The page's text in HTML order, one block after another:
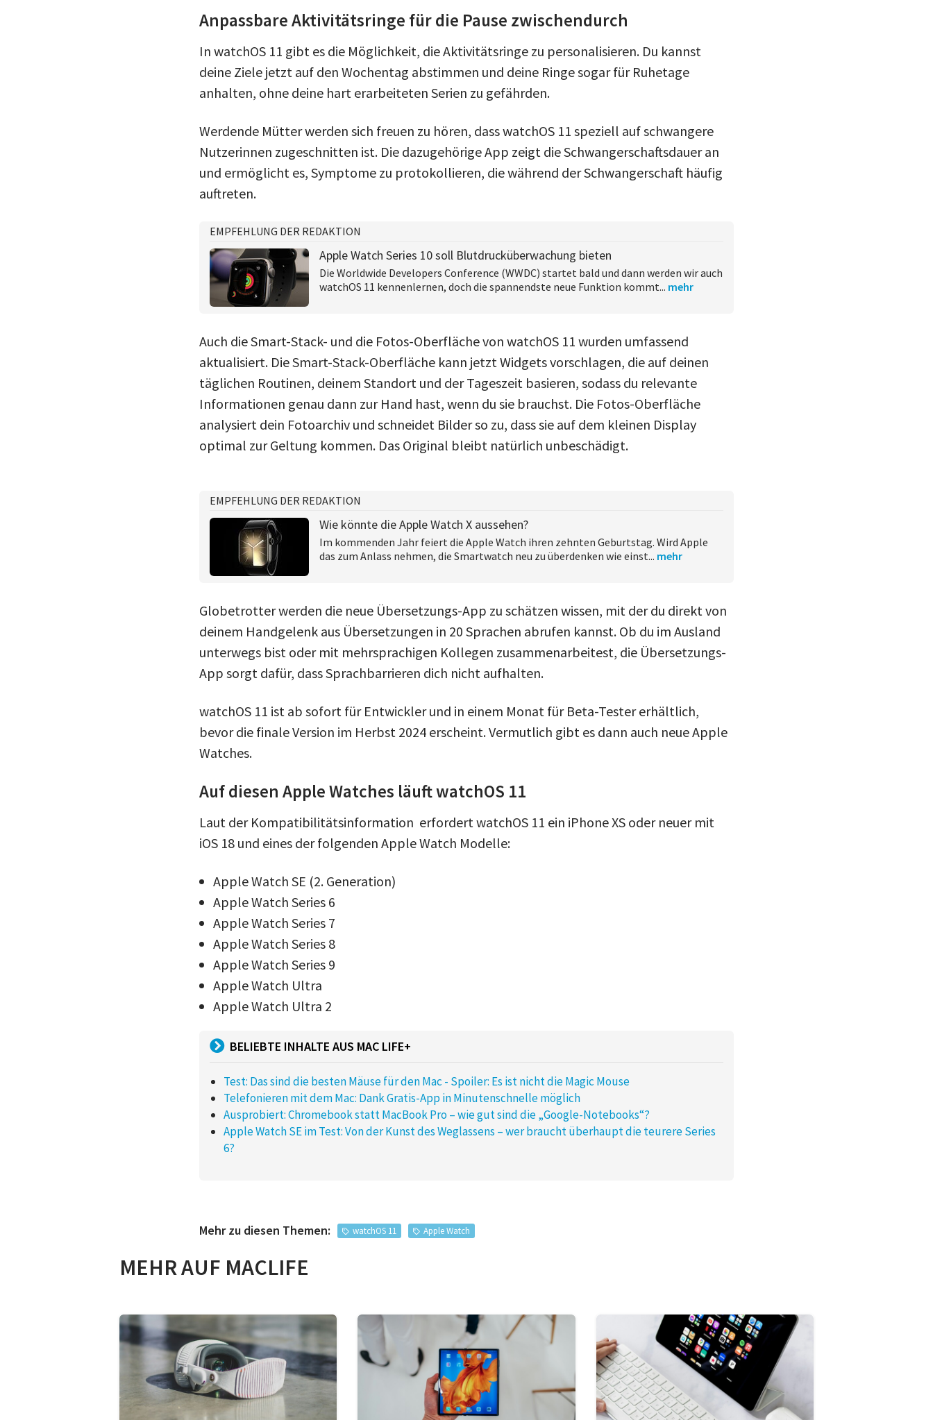
Anpassbare Aktivitätsringe für die Pause zwischendurch
In watchOS 11 gibt es die Möglichkeit, die Aktivitätsringe zu personalisieren. Du kannst
deine Ziele jetzt auf den Wochentag abstimmen und deine Ringe sogar für Ruhetage
anhalten, ohne deine hart erarbeiteten Serien zu gefährden.
Werdende Mütter werden sich freuen zu hören, dass watchOS 11 speziell auf schwangere
Nutzerinnen zugeschnitten ist. Die dazugehörige App zeigt die Schwangerschaftsdauer an
und ermöglicht es, Symptome zu protokollieren, die während der Schwangerschaft häufig
auftreten.
EMPFEHLUNG DER REDAKTION
Apple Watch Series 10 soll Blutdrucküberwachung bieten
Die Worldwide Developers Conference (WWDC) startet bald und dann werden wir auch
watchOS 11 kennenlernen, doch die spannendste neue Funktion kommt... mehr
Auch die Smart-Stack- und die Fotos-Oberfläche von watchOS 11 wurden umfassend
aktualisiert. Die Smart-Stack-Oberfläche kann jetzt Widgets vorschlagen, die auf deinen
täglichen Routinen, deinem Standort und der Tageszeit basieren, sodass du relevante
Informationen genau dann zur Hand hast, wenn du sie brauchst. Die Fotos-Oberfläche
analysiert dein Fotoarchiv und schneidet Bilder so zu, dass sie auf dem kleinen Display
optimal zur Geltung kommen. Das Original bleibt natürlich unbeschädigt.
EMPFEHLUNG DER REDAKTION
Wie könnte die Apple Watch X aussehen?
Im kommenden Jahr feiert die Apple Watch ihren zehnten Geburtstag. Wird Apple
das zum Anlass nehmen, die Smartwatch neu zu überdenken wie einst... mehr
Globetrotter werden die neue Übersetzungs-App zu schätzen wissen, mit der du direkt von
deinem Handgelenk aus Übersetzungen in 20 Sprachen abrufen kannst. Ob du im Ausland
unterwegs bist oder mit mehrsprachigen Kollegen zusammenarbeitest, die Übersetzungs-
App sorgt dafür, dass Sprachbarrieren dich nicht aufhalten.
watchOS 11 ist ab sofort für Entwickler und in einem Monat für Beta-Tester erhältlich,
bevor die finale Version im Herbst 2024 erscheint. Vermutlich gibt es dann auch neue Apple
Watches.
Auf diesen Apple Watches läuft watchOS 11
Laut der Kompatibilitätsinformation erfordert watchOS 11 ein iPhone XS oder neuer mit
iOS 18 und eines der folgenden Apple Watch Modelle:
Apple Watch SE (2. Generation)
Apple Watch Series 6
Apple Watch Series 7
Apple Watch Series 8
Apple Watch Series 9
Apple Watch Ultra
Apple Watch Ultra 2
BELIEBTE INHALTE AUS MAC LIFE+
Test: Das sind die besten Mäuse für den Mac - Spoiler: Es ist nicht die Magic Mouse
Telefonieren mit dem Mac: Dank Gratis-App in Minutenschnelle möglich
Ausprobiert: Chromebook statt MacBook Pro – wie gut sind die „Google-Notebooks“?
Apple Watch SE im Test: Von der Kunst des Weglassens – wer braucht überhaupt die teurere Series
6?
Mehr zu diesen Themen: watchOS 11 Apple Watch
MEHR AUF MACLIFE